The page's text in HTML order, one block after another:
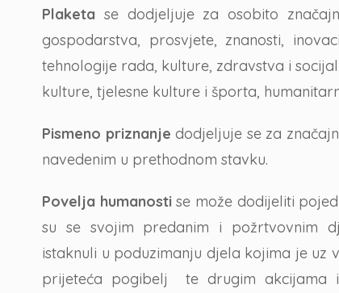
Plaketa se dodjeljuje za osobito
gospodarstva, prosvjete, znanosti,
tehnologije rada, kulture, zdravstva i
kulture, tjelesne kulture i športa,
Pismeno priznanje dodjeljuje se za
navedenim u prethodnom stavku.
Povelja humanostise može dodijeliti
su se svojim predanim i požrtvovnim
istaknuli u poduzimanju djela kojima je uz
prijeteća pogibelj te drugim akcijama